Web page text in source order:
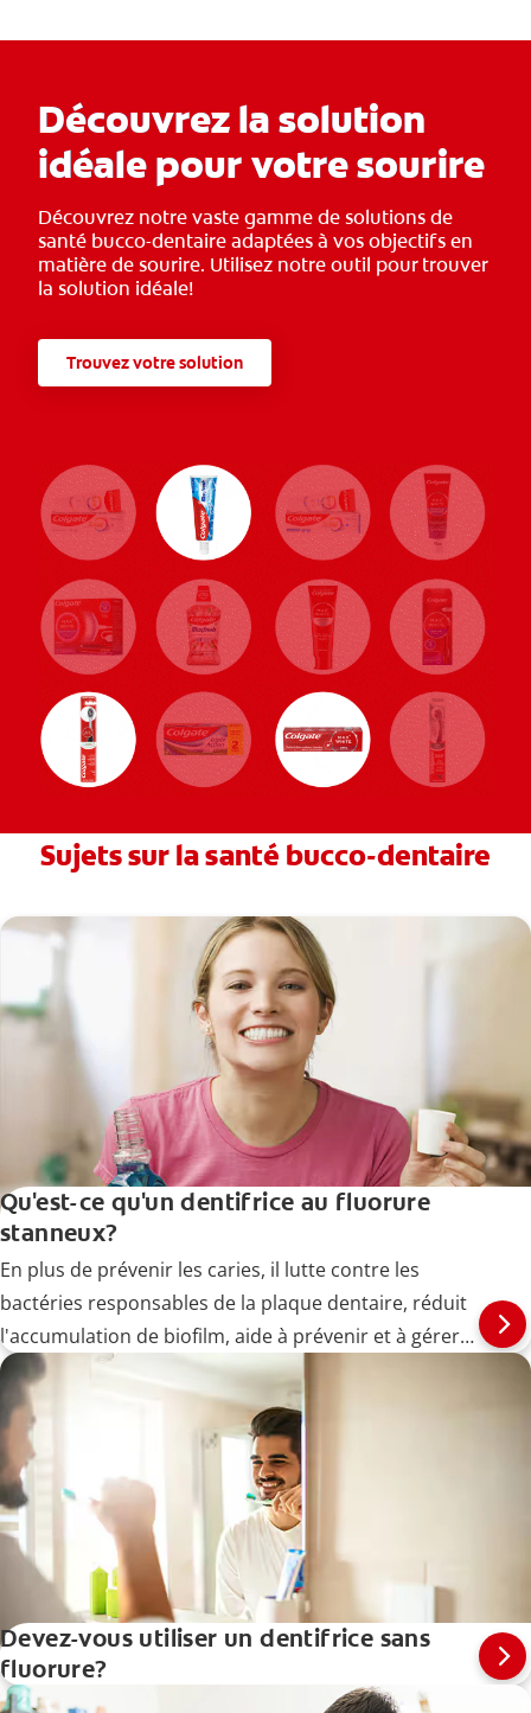
Découvrez la solution
idéale pour votre sourire
Découvrez notre vaste gamme de solutions de
santé bucco-dentaire adaptées à vos objectifs en
matière de sourire. Utilisez notre outil pour trouver
la solution idéale!
Trouvez votre solution
Sujets sur la santé bucco-dentaire
Qu'est-ce qu'un dentifrice au fluorure
stanneux?
En plus de prévenir les caries, il lutte contre les
bactéries responsables de la plaque dentaire, réduit
l'accumulation de biofilm, aide à prévenir et à gérer
les maladies des gencives (gingivites) à un stade
précoce et soulage la sensibilité dentaire.
Devez-vous utiliser un dentifrice sans
fluorure?